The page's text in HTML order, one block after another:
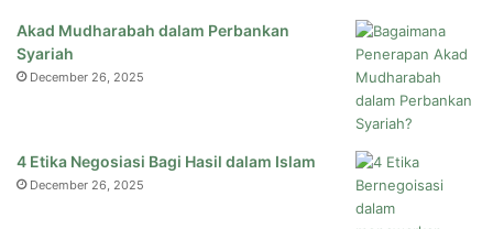
Akad Mudharabah dalam Perbankan
Syariah
December 26, 2025
4 Etika Negosiasi Bagi Hasil dalam Islam
December 26, 2025